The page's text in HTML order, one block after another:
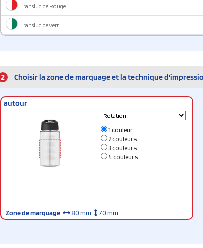
Translucide,Rouge
Translucide,Vert
2 Choisir la zone de marquage et la technique
autour
1 couleur
2 couleurs
3 couleurs
4 couleurs
Zone de marquage: 80 mm 70 mm